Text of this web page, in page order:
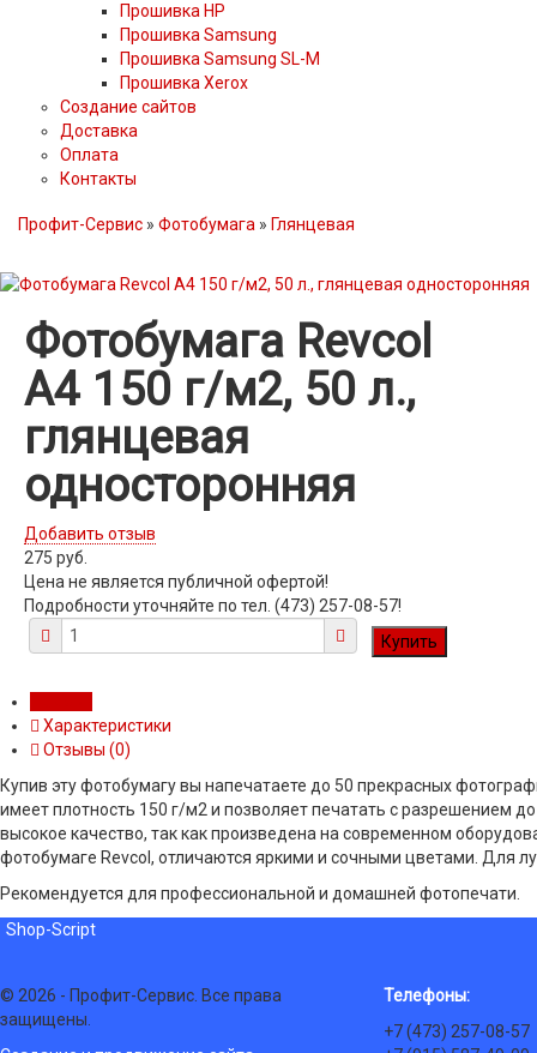
Прошивка HP
Прошивка Samsung
Прошивка Samsung SL-M
Прошивка Xerox
Создание сайтов
Доставка
Оплата
Контакты
Профит-Сервис » Фотобумага » Глянцевая
Фотобумага Revcol
A4 150 г/м2, 50 л.,
глянцевая
односторонняя
Добавить отзыв
275 руб.
Цена не является публичной офертой!
Подробности уточняйте по тел. (473) 257-08-57!
Характеристики
Отзывы (0)
Купив эту фотобумагу вы напечатаете до 50 прекрасных
имеет плотность 150 г/м2 и позволяет печатать с разрешением
высокое качество, так как произведена на современном
фотобумаге Revcol, отличаются яркими и сочными цветами. Для
Рекомендуется для профессиональной и домашней фотопечати.
Shop-Script
© 2026 - Профит-Сервис. Все права
защищены.
Телефоны:
+7 (473) 257-08-57